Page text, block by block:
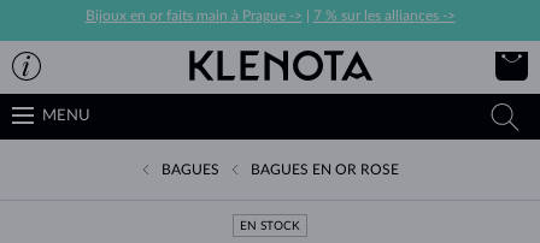
Bijoux en or faits main à Prague -> 7 % sur les alliances ->
MENU
BAGUES BAGUES EN OR ROSE
EN STOCK